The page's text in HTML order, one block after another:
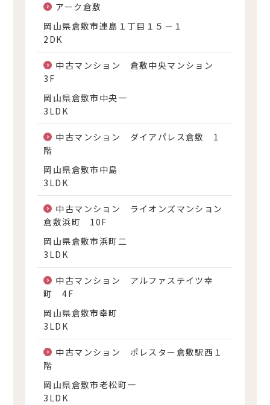
アーク倉敷
岡山県倉敷市連島１丁目１５－１
2DK
中古マンション 倉敷中央マンション
3F
岡山県倉敷市中央一
3LDK
中古マンション ダイアパレス倉敷 1
階
岡山県倉敷市中島
3LDK
中古マンション ライオンズマンション
倉敷浜町 10F
岡山県倉敷市浜町二
3LDK
中古マンション アルファステイツ幸
町 4F
岡山県倉敷市幸町
3LDK
中古マンション ポレスター倉敷駅西１
階
岡山県倉敷市老松町一
3LDK